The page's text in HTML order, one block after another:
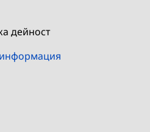
дейност